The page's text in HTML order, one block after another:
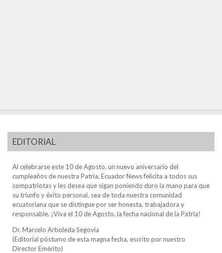
EDITORIAL
Al celebrarse este 10 de Agosto, un nuevo aniversario del
cumpleaños de nuestra Patria, Ecuador News felicita a todos sus
compatriotas y les desea que sigan poniendo duro la mano para que
su triunfo y éxito personal, sea de toda nuestra comunidad
ecuatoriana que se distingue por ser honesta, trabajadora y
responsable. ¡Viva el 10 de Agosto, la fecha nacional de la Patria!
Dr. Marcelo Arboleda Segovia
(Editorial póstumo de esta magna fecha, escrito por nuestro
Director Emérito)